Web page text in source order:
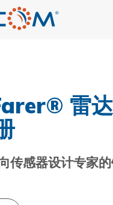
雷
传感器设计专家